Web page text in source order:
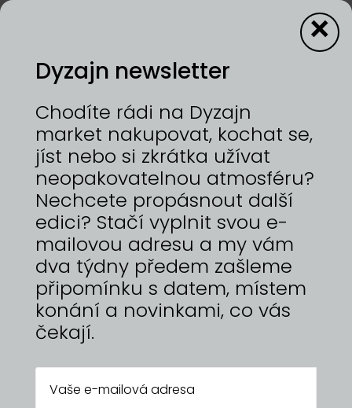
Dobroty z hor
12—13/9/2026 | VÝSTAVIŠTĚ PRAHA, HOLEŠOVICE
Jsme rodinná firma z Jesenických hor. Naší
domovinou je Šumperk. Městečko v podhůří
Jeseníků s výhledem na majestátný Praděd.
Jsme Dobroty z hor. Když se spojí to nejlepší z
přírody a poctivé vaření s láskou, výsledkem je
nezapomenutelná chuť. Tímto heslem se s
přítelkyní řídíme při výrobě našich dobrot.
Vyrábíme džemy s příchutěmi, omáčky na
grilování, sirupy, nakládané speciality nebo slaný
karamel. Suroviny jsou z velké části pěstované a
sbírané v podhůří Jeseníků. Lokálnost a podpora
https://www.dobrotyzhor.cz
Dyzajn newsletter
Chodíte rádi na Dyzajn
market nakupovat, kochat se,
jíst nebo si zkrátka užívat
neopakovatelnou atmosféru?
Nechcete propásnout další
edici? Stačí vyplnit svou e-
mailovou adresu a my vám
dva týdny předem zašleme
připomínku s datem, místem
konání a novinkami, co vás
čekají.
×